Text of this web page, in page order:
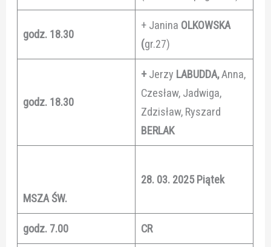
godz. 18.30
+ Janina OLKOWSKA
(gr.27)
godz. 18.30
+Jerzy LABUDDA,Anna,
Czesław, Jadwiga,
Zdzisław, Ryszard
BERLAK
MSZA ŚW.
28. 03. 2025 Piątek
godz. 7.00 CR